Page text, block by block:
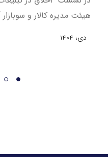
هیئت مدیره کالار و
دی، 1404